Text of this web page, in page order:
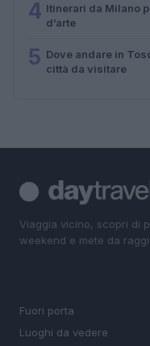
4 Itinerari da Milano
d’arte
5 Dove andare in
città da visitare
Viaggia vicino, scopri di
weekend e mete da
Fuori porta
Luoghi da vedere